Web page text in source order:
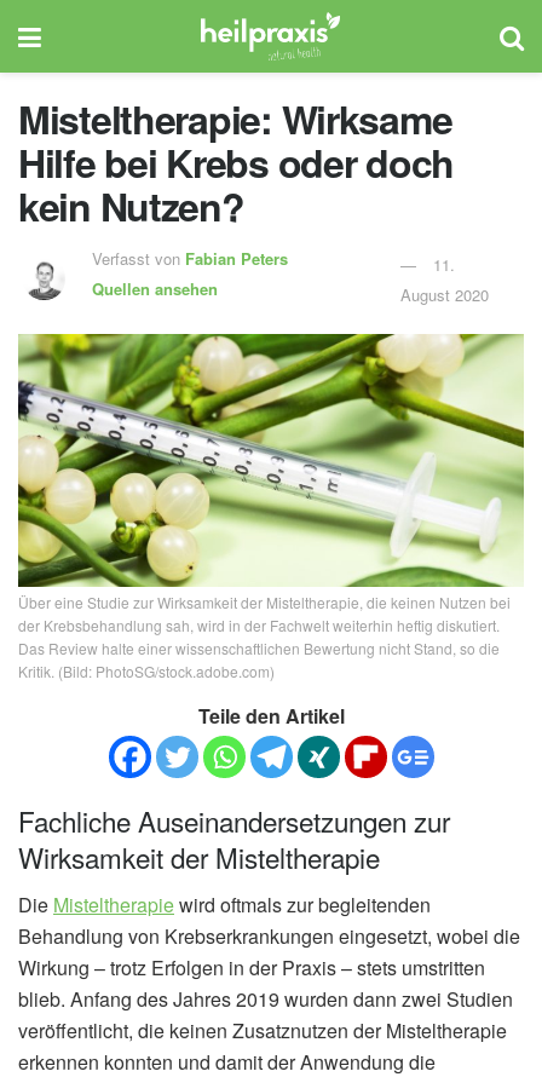
Misteltherapie: Wirksame
Hilfe bei Krebs oder doch
kein Nutzen?
Verfasst von Fabian Peters
Quellen ansehen
11.
August 2020
Über eine Studie zur Wirksamkeit der Misteltherapie, die keinen Nutzen bei
der Krebsbehandlung sah, wird in der Fachwelt weiterhin heftig diskutiert.
Das Review halte einer wissenschaftlichen Bewertung nicht Stand, so die
Kritik. (Bild: PhotoSG/stock.adobe.com)
Teile den Artikel
Fachliche Auseinandersetzungen zur
Wirksamkeit der Misteltherapie
Die Misteltherapiewird oftmals zur begleitenden
Behandlung von Krebserkrankungen eingesetzt, wobei die
Wirkung – trotz Erfolgen in der Praxis – stets umstritten
blieb. Anfang des Jahres 2019 wurden dann zwei Studien
veröffentlicht, die keinen Zusatznutzen der Misteltherapie
erkennen konnten und damit der Anwendung die